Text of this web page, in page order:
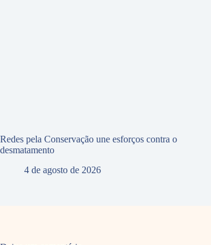
Redes pela Conservação une esforços contra o
desmatamento
4 de agosto de 2026